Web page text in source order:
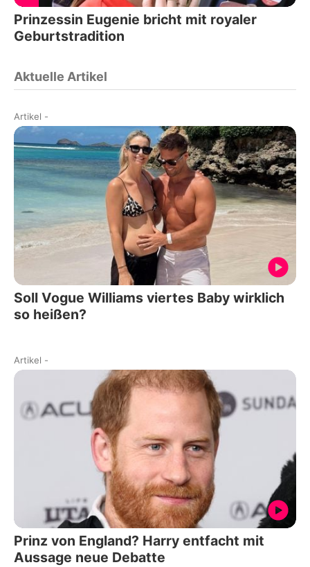
Prinzessin Eugenie bricht mit royaler
Geburtstradition
Aktuelle Artikel
Artikel -
Soll Vogue Williams viertes Baby wirklich
so heißen?
Artikel -
Prinz von England? Harry entfacht mit
Aussage neue Debatte